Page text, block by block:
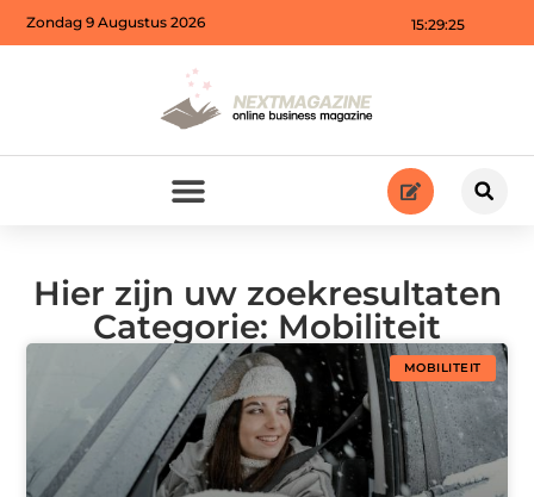
15:29:25
Zondag 9 Augustus 2026
Hier zijn uw zoekresultaten
Categorie: Mobiliteit
MOBILITEIT